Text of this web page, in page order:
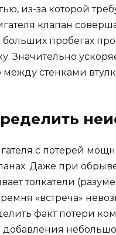
из-за которой
клапан
больших пробегах
Значительно
стенками
с потерей
Даже при
толкатели
«встреча»
факт потери